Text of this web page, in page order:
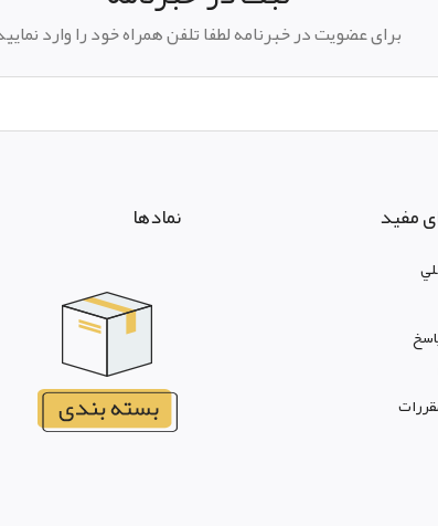
برای عضویت در خبرنامه لطفا تلفن همراه خود را وارد
مفید نمادها